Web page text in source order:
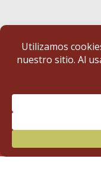
Portal de